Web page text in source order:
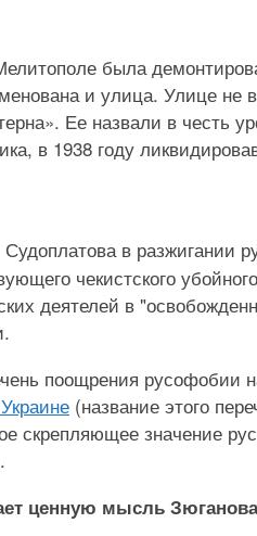
была
и улица. Улице не
Ее назвали в честь
в 1938 году
Судоплатова в разжигании
чекистского
деятелей в
поощрения русофобии
(название этого
скрепляющее значение
ценную мысль